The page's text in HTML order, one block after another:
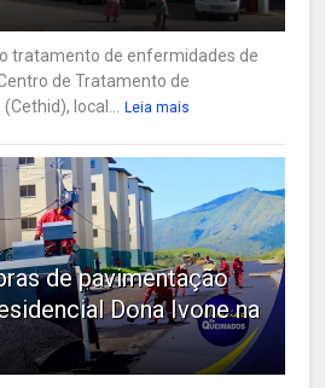
tratamento de enfermidades de
de Tratamento de
local... Leia mais
de pavimentação
Dona Ivone na